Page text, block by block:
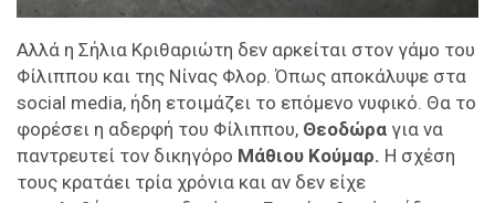
Αλλά η Σήλια Κριθαριώτη δεν αρκείται στον γάμο του
Φίλιππου και της Νίνας Φλορ. Όπως αποκάλυψε στα
social media, ήδη ετοιμάζει το επόμενο νυφικό. Θα το
φορέσει η αδερφή του Φίλιππου, Θεοδώρα για να
παντρευτεί τον δικηγόρο Μάθιου Κούμαρ. Η σχέση
τους κρατάει τρία χρόνια και αν δεν είχε